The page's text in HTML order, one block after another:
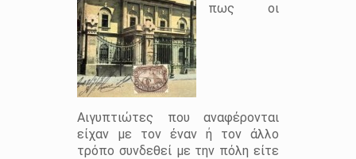
πως οι
Αιγυπτιώτες που αναφέρονται
είχαν με τον έναν ή τον άλλο
τρόπο συνδεθεί με την πόλη είτε